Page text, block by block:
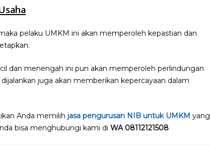
pelaku UMKM ini akan memperoleh kepastian dan
dan menengah ini pun akan memperoleh perlindungan
juga akan memberikan kepercayaan dalam
Anda memilih jasa pengurusan NIB untuk UMKM yang
bisa menghubungi kami di WA 08112121508